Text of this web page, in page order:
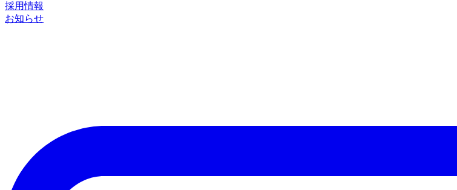
採用情報
お知らせ